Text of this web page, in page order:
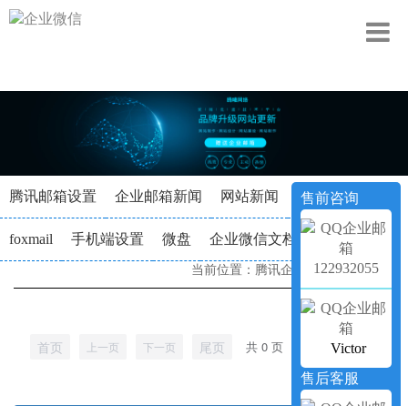
腾讯邮箱设置 企业邮箱新闻 网站新闻 企业动态
foxmail 手机端设置 微盘 企业微信文档
当前位置： 腾讯企业邮箱->新闻资讯
首页 上一页 下一页 尾页 共 0 页
售前咨询
122932055
Victor
售后客服